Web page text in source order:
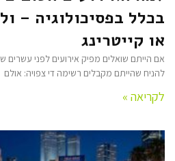
בכלל בפסיכולוגיה –
או קייטרינג
אם הייתם שואלים מפיק אירועים לפני עשרים
להניח שהייתם מקבלים רשימה די צפויה: אולם
לקריאה »